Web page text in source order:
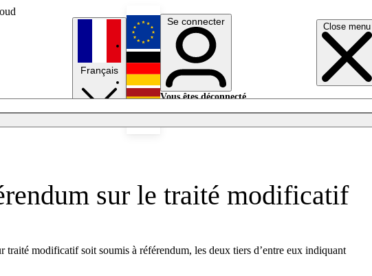
Close menu
Français
English
Deutsch
Se connecter
Vous êtes déconnecté.
sur le traité modificatif
modificatif soit soumis à référendum, les deux tiers d’entre eux indiquant